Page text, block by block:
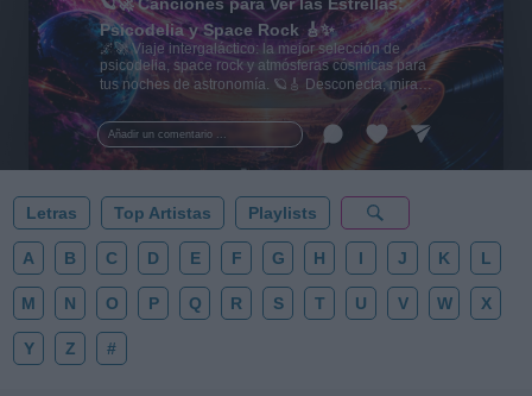
Añadir un comentario ...
Psicodelia y Space Rock 🎸✨
🌌🚀 Viaje intergaláctico: la mejor selección de
psicodelia, space rock y atmósferas cósmicas para
tus noches de astronomía. 🪐🎸 Desconecta, mira
al firmamento y siente la gravedad cero. 💾 ¡Guarda
esta colección para tu próxima noche estrellada!
✨⭐
Letras Top Artistas Playlists
A B C D E F G H I J K L
M N O P Q R S T U V W X
Y Z #